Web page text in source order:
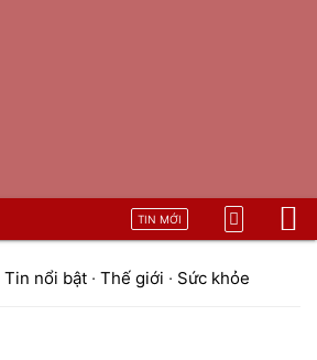
TIN MỚI
Tin nổi bật · Thế giới · Sức khỏe